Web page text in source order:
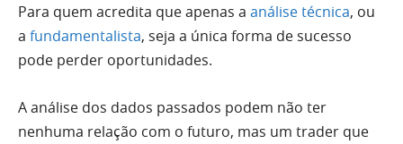
Para quem acredita que apenas a análise técnica, ou
a fundamentalista, seja a única forma de sucesso
pode perder oportunidades.
A análise dos dados passados podem não ter
nenhuma relação com o futuro, mas um trader que